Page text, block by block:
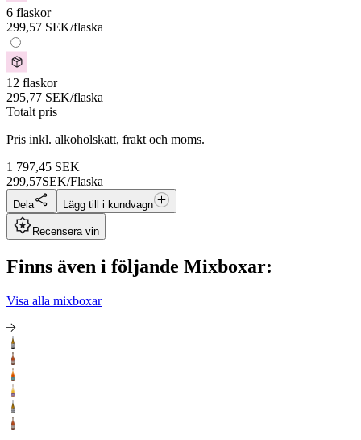
6 flaskor
299,57 SEK/flaska
12 flaskor
295,77 SEK/flaska
Totalt pris
Pris inkl. alkoholskatt, frakt och moms.
1 797,45 SEK
299,57SEK/Flaska
Dela Lägg till i kundvagn
Recensera vin
Finns även i följande Mixboxar:
Visa alla mixboxar